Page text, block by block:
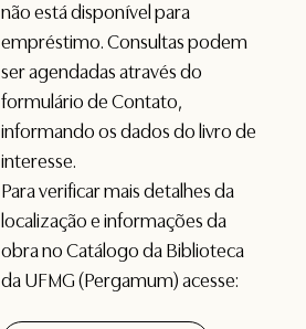
não está disponível para
empréstimo. Consultas podem
ser agendadas através do
formulário deContato,
informando os dados do livro de
interesse.
Para verificar mais detalhes da
localização e informações da
obra no Catálogo da Biblioteca
da UFMG (Pergamum) acesse: